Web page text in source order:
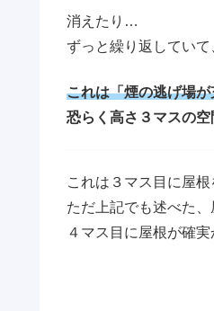
消えたり…
ずっと繰り返してい
これは「煙の逃げ場
恐らく高さ３マスの空
これは３マス目に屋
ただ上記でも述べた
４マス目に屋根が確